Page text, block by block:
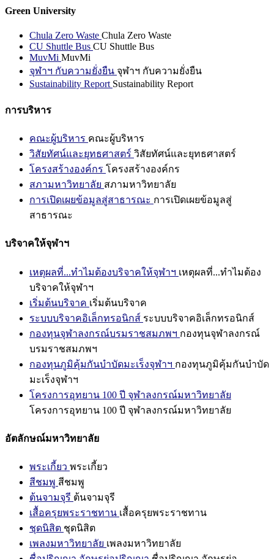
Green University
Chula Zero Waste Chula Zero Waste
CU Shuttle Bus CU Shuttle Bus
MuvMi MuvMi
จุฬาฯ กับความยั่งยืน จุฬาฯ กับความยั่งยืน
Sustainability Report Sustainability Report
การบริหาร
คณะผู้บริหาร คณะผู้บริหาร
วิสัยทัศน์และยุทธศาสตร์ วิสัยทัศน์และยุทธศาสตร์
โครงสร้างองค์กร โครงสร้างองค์กร
สภามหาวิทยาลัย สภามหาวิทยาลัย
การเปิดเผยข้อมูลสู่สาธารณะ การเปิดเผยข้อมูลสู่
สาธารณะ
บริจาคให้จุฬาฯ
เหตุผลที่...ทำไมต้องบริจาคให้จุฬาฯ เหตุผลที่...ทำไมต้อง
บริจาคให้จุฬาฯ
เริ่มต้นบริจาค เริ่มต้นบริจาค
ระบบบริจาคอิเล็กทรอนิกส์ ระบบบริจาคอิเล็กทรอนิกส์
กองทุนจุฬาลงกรณ์บรมราชสมภพฯ กองทุนจุฬาลงกรณ์
บรมราชสมภพฯ
กองทุนภูมิคุ้มกันบำบัดมะเร็งจุฬาฯ กองทุนภูมิคุ้มกันบำบัด
มะเร็งจุฬาฯ
โครงการอุทยาน 100 ปี จุฬาลงกรณ์มหาวิทยาลัย
โครงการอุทยาน 100 ปี จุฬาลงกรณ์มหาวิทยาลัย
อัตลักษณ์มหาวิทยาลัย
พระเกี้ยว พระเกี้ยว
สีชมพู สีชมพู
ต้นจามจุรี ต้นจามจุรี
เสื้อครุยพระราชทาน เสื้อครุยพระราชทาน
ชุดนิสิต ชุดนิสิต
เพลงมหาวิทยาลัย เพลงมหาวิทยาลัย